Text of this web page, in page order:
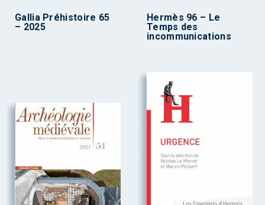
Gallia Préhistoire 65
– 2025
Hermès 96 – Le
Temps des
incommunications